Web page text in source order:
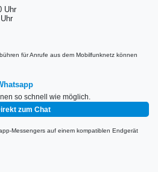
Uhr
für Anrufe aus dem Mobilfunknetz können
so schnell wie möglich.
zum Chat
Messengers auf einem kompatiblen Endgerät